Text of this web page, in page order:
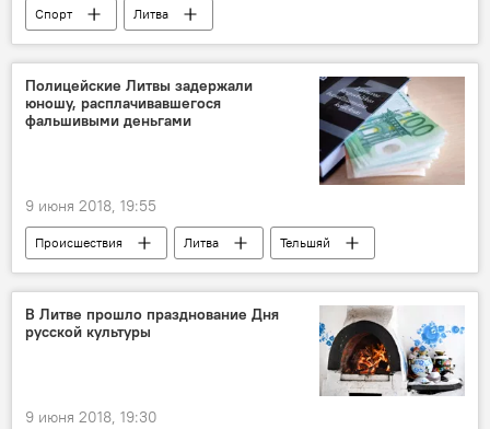
Спорт Литва
Полицейские Литвы задержали
юношу, расплачивавшегося
фальшивыми деньгами
9 июня 2018, 19:55
Происшествия Литва Тельшяй
В Литве прошло празднование Дня
русской культуры
9 июня 2018, 19:30